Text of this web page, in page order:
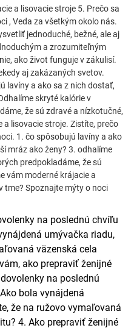
a lisovacie stroje 5. Prečo sa
, Veda za všetkým okolo nás.
jednoduché, bežné, ale aj
a zrozumiteľným
ako život funguje v zákulisí.
aj zakázaných svetov.
lavíny a ako sa z nich dostať,
skryté kalórie v
že sú zdravé a nízkotučné,
a lisovacie stroje. Zistíte, prečo
1. čo spôsobujú lavíny a ako
mráz ako ženy? 3. odhalíme
predpokladáme, že sú
vám moderné krájacie a
tme? Spoznajte mýty o noci
na poslednú chvíľu
umývačka riadu,
väzenská cela
ako prepraviť ženijné
na poslednú
bola vynájdená
že na ružovo vymaľovaná
4. Ako prepraviť ženijné